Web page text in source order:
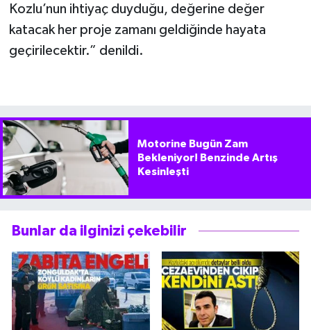
Kozlu’nun ihtiyaç duyduğu, değerine değer
katacak her proje zamanı geldiğinde hayata
geçirilecektir.” denildi.
Motorine Bugün Zam
Bekleniyor! Benzinde Artış
Kesinleşti
Bunlar da ilginizi çekebilir